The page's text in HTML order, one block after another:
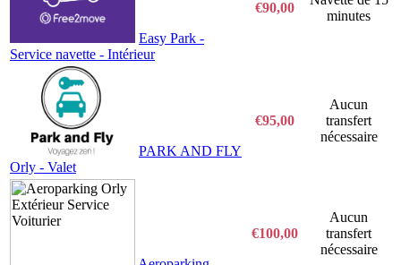
Easy Park -
Service navette - Intérieur
€90,00
minutes
PARK AND FLY
Orly - Valet
€95,00
Aucun
transfert
nécessaire
€100,00
Aucun
transfert
nécessaire